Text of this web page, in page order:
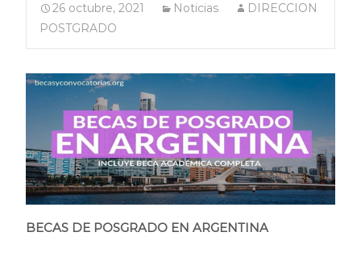
26 octubre, 2021 Noticias
DIRECCION
POSTGRADO
BECAS DE POSGRADO EN ARGENTINA